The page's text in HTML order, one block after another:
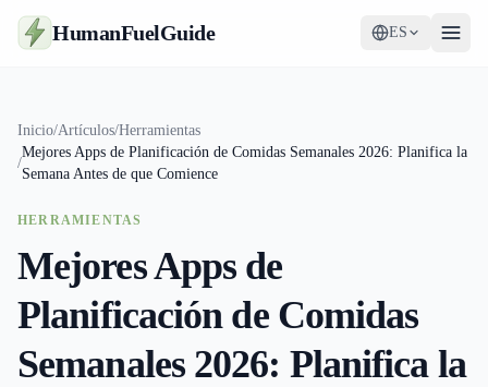
HumanFuelGuide ES
Herramientas
Estrategia
Inicio/Artículos/Herramientas
/
Mejores Apps de Planificación de Comidas Semanales 2026: Planifica la
Semana Antes de que Comience
HERRAMIENTAS
Mejores Apps de
Planificación de Comidas
Semanales 2026: Planifica la